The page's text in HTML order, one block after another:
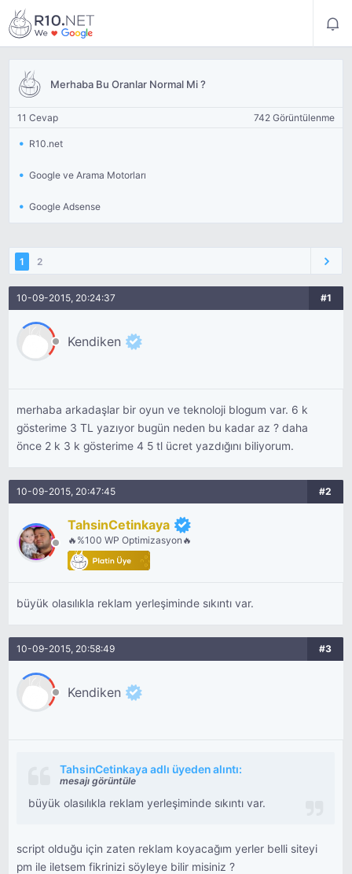
Merhaba Bu Oranlar Normal Mi ?
11 Cevap 742 Görüntülenme
R10.net
Google ve Arama Motorları
Google Adsense
1 2
10-09-2015, 20:24:37 #1
Kendiken
merhaba arkadaşlar bir oyun ve teknoloji blogum var. 6 k
gösterime 3 TL yazıyor bugün neden bu kadar az ? daha
önce 2 k 3 k gösterime 4 5 tl ücret yazdığını biliyorum.
10-09-2015, 20:47:45 #2
TahsinCetinkaya
🔥%100 WP Optimizasyon🔥
büyük olasılıkla reklam yerleşiminde sıkıntı var.
10-09-2015, 20:58:49 #3
Kendiken
TahsinCetinkaya adlı üyeden alıntı:
mesajı görüntüle
büyük olasılıkla reklam yerleşiminde sıkıntı var.
script olduğu için zaten reklam koyacağım yerler belli siteyi
pm ile iletsem fikrinizi söyleye bilir misiniz ?